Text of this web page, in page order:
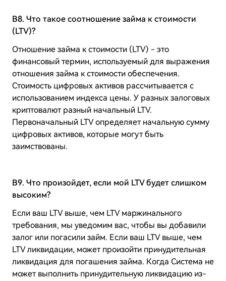
B8. Что такое соотношение займа к стоимости
(LTV)?
Отношение займа к стоимости (LTV) - это
финансовый термин, используемый для выражения
отношения займа к стоимости обеспечения.
Стоимость цифровых активов рассчитывается с
использованием индекса цены. У разных залоговых
криптовалют разный начальный LTV.
Первоначальный LTV определяет начальную сумму
цифровых активов, которые могут быть
заимствованы.
B9. Что произойдет, если мой LTV будет слишком
высоким?
Если ваш LTV выше, чем LTV маржинального
требования, мы уведомим вас, чтобы вы добавили
залог или погасили займ. Если ваш LTV выше, чем
LTV ликвидации, может произойти принудительная
ликвидация для погашения займа. Когда Система не
может выполнить принудительную ликвидацию из-